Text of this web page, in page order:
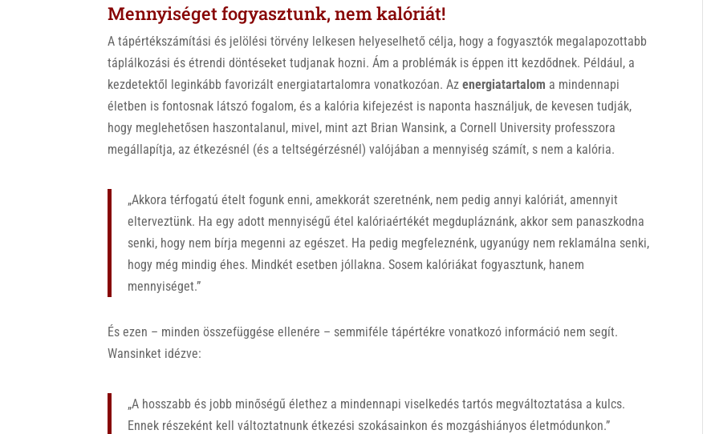
Mennyiséget fogyasztunk, nem kalóriát!
A tápértékszámítási és jelölési törvény lelkesen helyeselhető célja, hogy a fogyasztók megalapozottabb
táplálkozási és étrendi döntéseket tudjanak hozni. Ám a problémák is éppen itt kezdődnek. Például, a
kezdetektől leginkább favorizált energiatartalomra vonatkozóan. Azenergiatartalom a mindennapi
életben is fontosnak látszó fogalom, és a kalória kifejezést is naponta használjuk, de kevesen tudják,
hogy meglehetősen haszontalanul, mivel, mint azt Brian Wansink, a Cornell University professzora
megállapítja, az étkezésnél (és a teltségérzésnél) valójában a mennyiség számít, s nem a kalória.
„Akkora térfogatú ételt fogunk enni, amekkorát szeretnénk, nem pedig annyi kalóriát, amennyit
elterveztünk. Ha egy adott mennyiségű étel kalóriaértékét megdupláznánk, akkor sem panaszkodna
senki, hogy nem bírja megenni az egészet. Ha pedig megfeleznénk, ugyanúgy nem reklamálna senki,
hogy még mindig éhes. Mindkét esetben jóllakna. Sosem kalóriákat fogyasztunk, hanem
mennyiséget.”
És ezen – minden összefüggése ellenére – semmiféle tápértékre vonatkozó információ nem segít.
Wansinket idézve:
„A hosszabb és jobb minőségű élethez a mindennapi viselkedés tartós megváltoztatása a kulcs.
Ennek részeként kell változtatnunk étkezési szokásainkon és mozgáshiányos életmódunkon.”